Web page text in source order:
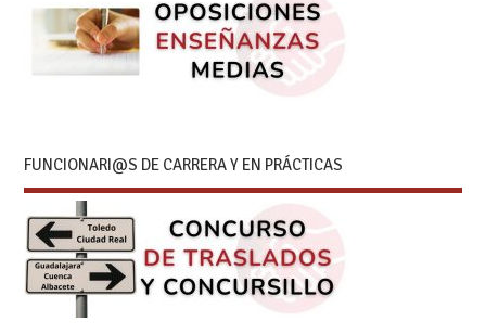
FUNCIONARI@S DE CARRERA Y EN PRÁCTICAS